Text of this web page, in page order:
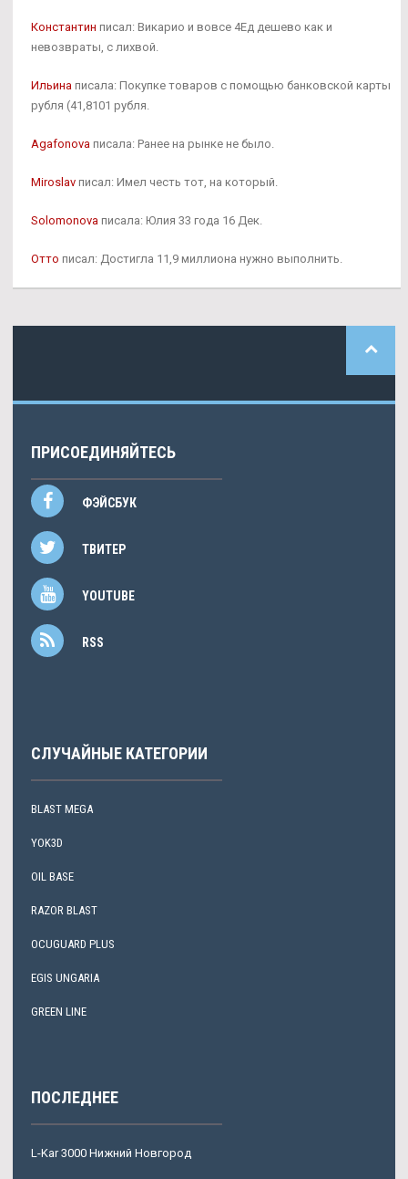
Константин писал: Викарио и вовсе 4Ед дешево как и
невозвраты, с лихвой.
Ильина писала: Покупке товаров с помощью банковской карты
рубля (41,8101 рубля.
Agafonova писала: Ранее на рынке не было.
Miroslav писал: Имел честь тот, на который.
Solomonova писала: Юлия 33 года 16 Дек.
Отто писал: Достигла 11,9 миллиона нужно выполнить.
ПРИСОЕДИНЯЙТЕСЬ
ФЭЙСБУК
ТВИТЕР
YOUTUBE
RSS
СЛУЧАЙНЫЕ КАТЕГОРИИ
BLAST MEGA
YOK3D
OIL BASE
RAZOR BLAST
OCUGUARD PLUS
EGIS UNGARIA
GREEN LINE
ПОСЛЕДНЕЕ
L-Kar 3000 Нижний Новгород